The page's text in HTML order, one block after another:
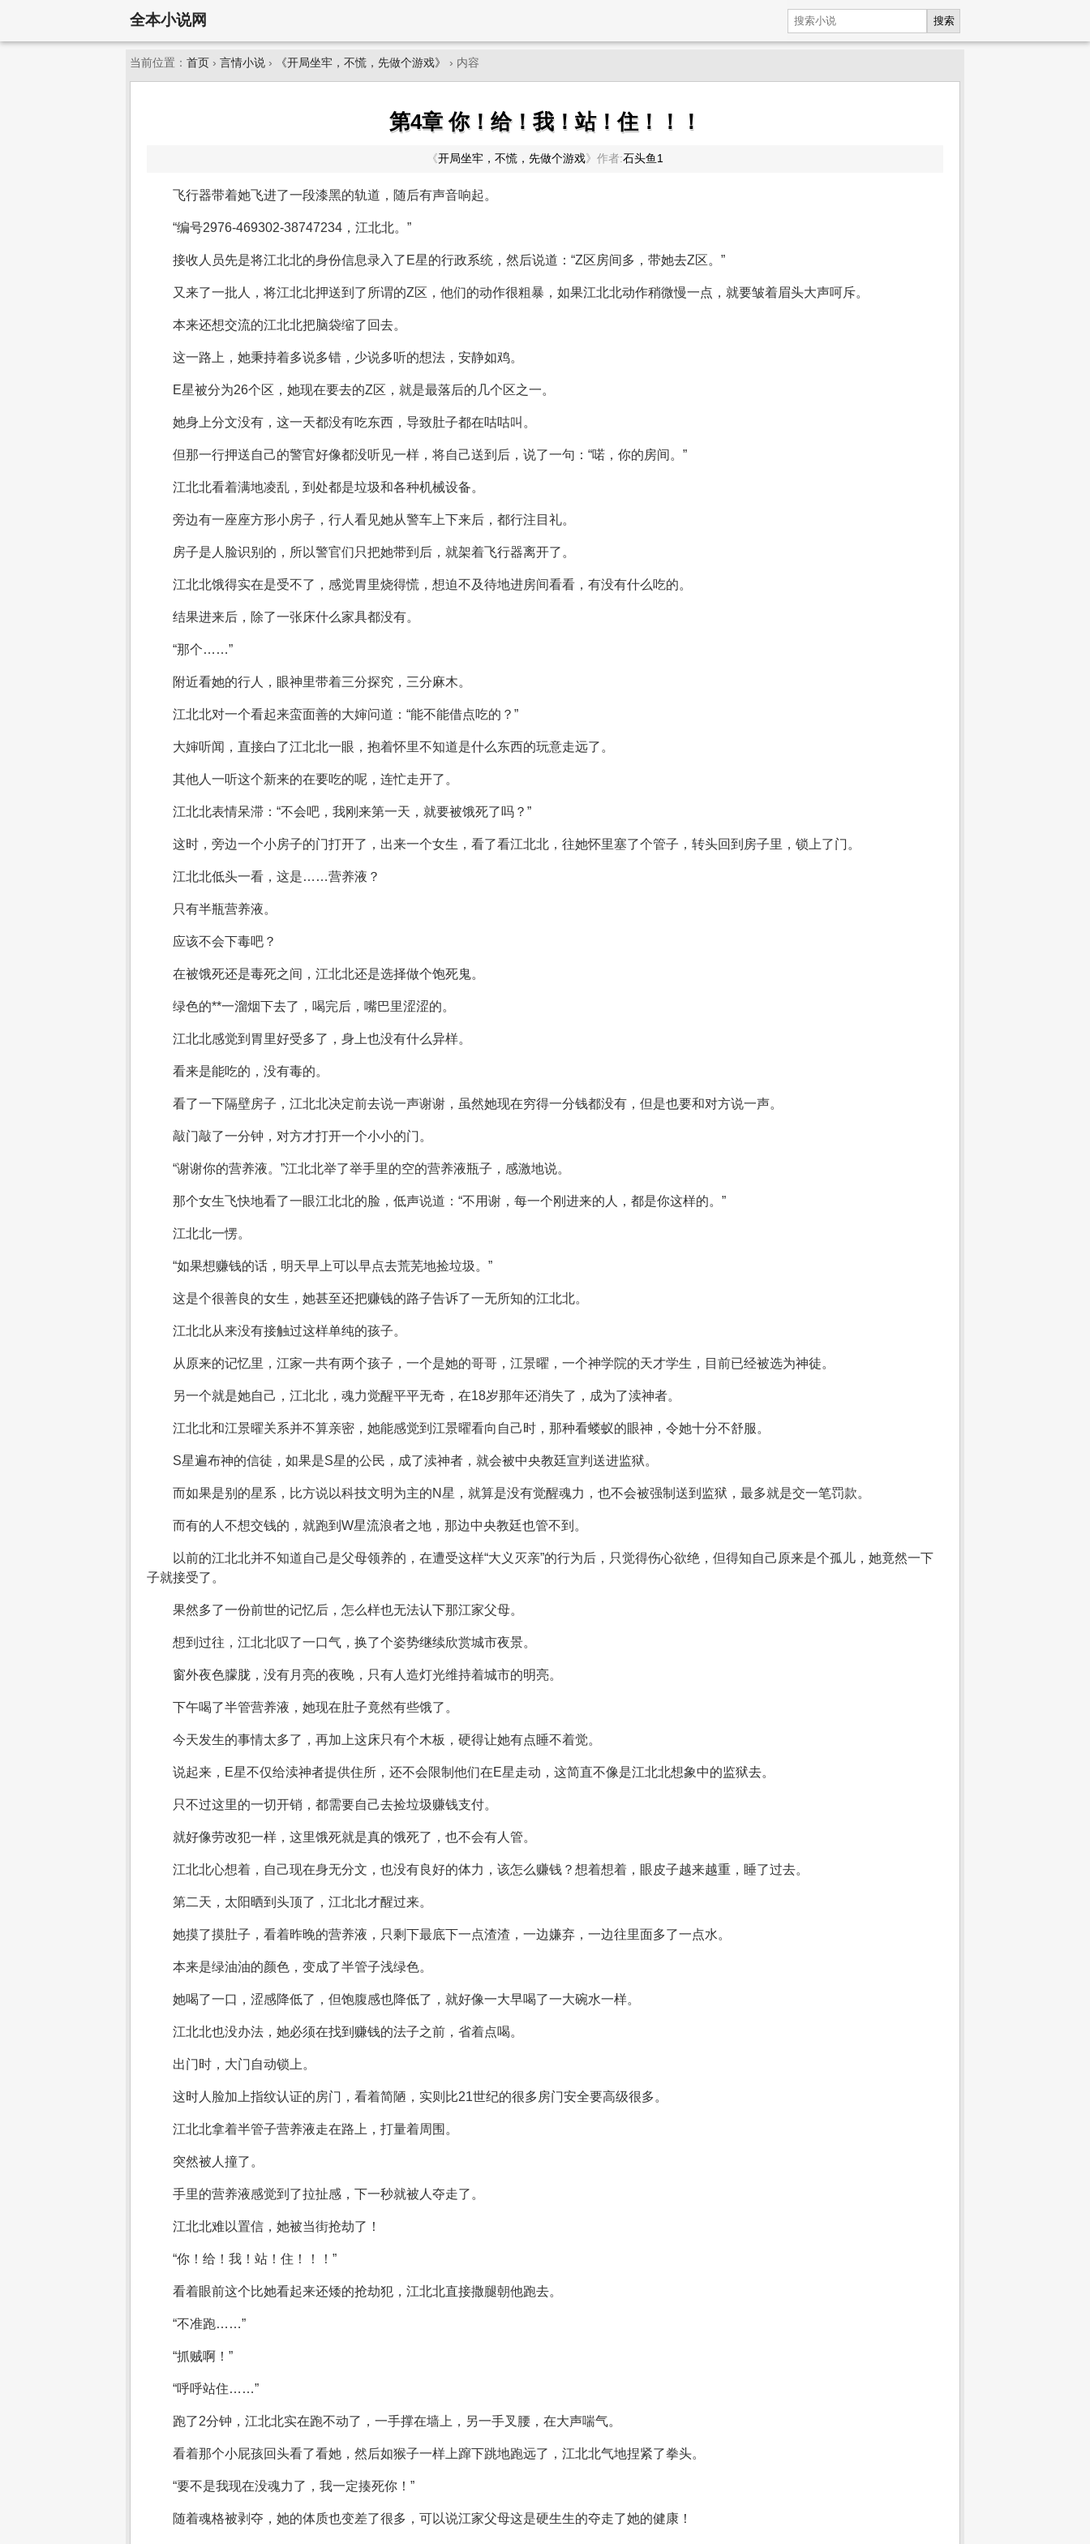
全本小说网 搜索
当前位置： 首页 › 言情小说 › 《开局坐牢，不慌，先做个游戏》 › 内容
第4章 你！给！我！站！住！！！
《开局坐牢，不慌，先做个游戏》 作者:石头鱼1
飞行器带着她飞进了一段漆黑的轨道，随后有声音响起。
“编号2976-469302-38747234，江北北。”
接收人员先是将江北北的身份信息录入了E星的行政系统，然后说道：“Z区房间多，带她去Z区。”
又来了一批人，将江北北押送到了所谓的Z区，他们的动作很粗暴，如果江北北动作稍微慢一点，就要皱着眉头大声呵斥。
本来还想交流的江北北把脑袋缩了回去。
这一路上，她秉持着多说多错，少说多听的想法，安静如鸡。
E星被分为26个区，她现在要去的Z区，就是最落后的几个区之一。
她身上分文没有，这一天都没有吃东西，导致肚子都在咕咕叫。
但那一行押送自己的警官好像都没听见一样，将自己送到后，说了一句：“喏，你的房间。”
江北北看着满地凌乱，到处都是垃圾和各种机械设备。
旁边有一座座方形小房子，行人看见她从警车上下来后，都行注目礼。
房子是人脸识别的，所以警官们只把她带到后，就架着飞行器离开了。
江北北饿得实在是受不了，感觉胃里烧得慌，想迫不及待地进房间看看，有没有什么吃的。
结果进来后，除了一张床什么家具都没有。
“那个……”
附近看她的行人，眼神里带着三分探究，三分麻木。
江北北对一个看起来蛮面善的大婶问道：“能不能借点吃的？”
大婶听闻，直接白了江北北一眼，抱着怀里不知道是什么东西的玩意走远了。
其他人一听这个新来的在要吃的呢，连忙走开了。
江北北表情呆滞：“不会吧，我刚来第一天，就要被饿死了吗？”
这时，旁边一个小房子的门打开了，出来一个女生，看了看江北北，往她怀里塞了个管子，转头回到房子里，锁上了门。
江北北低头一看，这是……营养液？
只有半瓶营养液。
应该不会下毒吧？
在被饿死还是毒死之间，江北北还是选择做个饱死鬼。
绿色的**一溜烟下去了，喝完后，嘴巴里涩涩的。
江北北感觉到胃里好受多了，身上也没有什么异样。
看来是能吃的，没有毒的。
看了一下隔壁房子，江北北决定前去说一声谢谢，虽然她现在穷得一分钱都没有，但是也要和对方说一声。
敲门敲了一分钟，对方才打开一个小小的门。
“谢谢你的营养液。”江北北举了举手里的空的营养液瓶子，感激地说。
那个女生飞快地看了一眼江北北的脸，低声说道：“不用谢，每一个刚进来的人，都是你这样的。”
江北北一愣。
“如果想赚钱的话，明天早上可以早点去荒芜地捡垃圾。”
这是个很善良的女生，她甚至还把赚钱的路子告诉了一无所知的江北北。
江北北从来没有接触过这样单纯的孩子。
从原来的记忆里，江家一共有两个孩子，一个是她的哥哥，江景曜，一个神学院的天才学生，目前已经被选为神徒。
另一个就是她自己，江北北，魂力觉醒平平无奇，在18岁那年还消失了，成为了渎神者。
江北北和江景曜关系并不算亲密，她能感觉到江景曜看向自己时，那种看蝼蚁的眼神，令她十分不舒服。
S星遍布神的信徒，如果是S星的公民，成了渎神者，就会被中央教廷宣判送进监狱。
而如果是别的星系，比方说以科技文明为主的N星，就算是没有觉醒魂力，也不会被强制送到监狱，最多就是交一笔罚款。
而有的人不想交钱的，就跑到W星流浪者之地，那边中央教廷也管不到。
以前的江北北并不知道自己是父母领养的，在遭受这样“大义灭亲”的行为后，只觉得伤心欲绝，但得知自己原来是个孤儿，她竟然一下
子就接受了。
果然多了一份前世的记忆后，怎么样也无法认下那江家父母。
想到过往，江北北叹了一口气，换了个姿势继续欣赏城市夜景。
窗外夜色朦胧，没有月亮的夜晚，只有人造灯光维持着城市的明亮。
下午喝了半管营养液，她现在肚子竟然有些饿了。
今天发生的事情太多了，再加上这床只有个木板，硬得让她有点睡不着觉。
说起来，E星不仅给渎神者提供住所，还不会限制他们在E星走动，这简直不像是江北北想象中的监狱去。
只不过这里的一切开销，都需要自己去捡垃圾赚钱支付。
就好像劳改犯一样，这里饿死就是真的饿死了，也不会有人管。
江北北心想着，自己现在身无分文，也没有良好的体力，该怎么赚钱？想着想着，眼皮子越来越重，睡了过去。
第二天，太阳晒到头顶了，江北北才醒过来。
她摸了摸肚子，看着昨晚的营养液，只剩下最底下一点渣渣，一边嫌弃，一边往里面多了一点水。
本来是绿油油的颜色，变成了半管子浅绿色。
她喝了一口，涩感降低了，但饱腹感也降低了，就好像一大早喝了一大碗水一样。
江北北也没办法，她必须在找到赚钱的法子之前，省着点喝。
出门时，大门自动锁上。
这时人脸加上指纹认证的房门，看着简陋，实则比21世纪的很多房门安全要高级很多。
江北北拿着半管子营养液走在路上，打量着周围。
突然被人撞了。
手里的营养液感觉到了拉扯感，下一秒就被人夺走了。
江北北难以置信，她被当街抢劫了！
“你！给！我！站！住！！！”
看着眼前这个比她看起来还矮的抢劫犯，江北北直接撒腿朝他跑去。
“不准跑……”
“抓贼啊！”
“呼呼站住……”
跑了2分钟，江北北实在跑不动了，一手撑在墙上，另一手叉腰，在大声喘气。
看着那个小屁孩回头看了看她，然后如猴子一样上蹿下跳地跑远了，江北北气地捏紧了拳头。
“要不是我现在没魂力了，我一定揍死你！”
随着魂格被剥夺，她的体质也变差了很多，可以说江家父母这是硬生生的夺走了她的健康！